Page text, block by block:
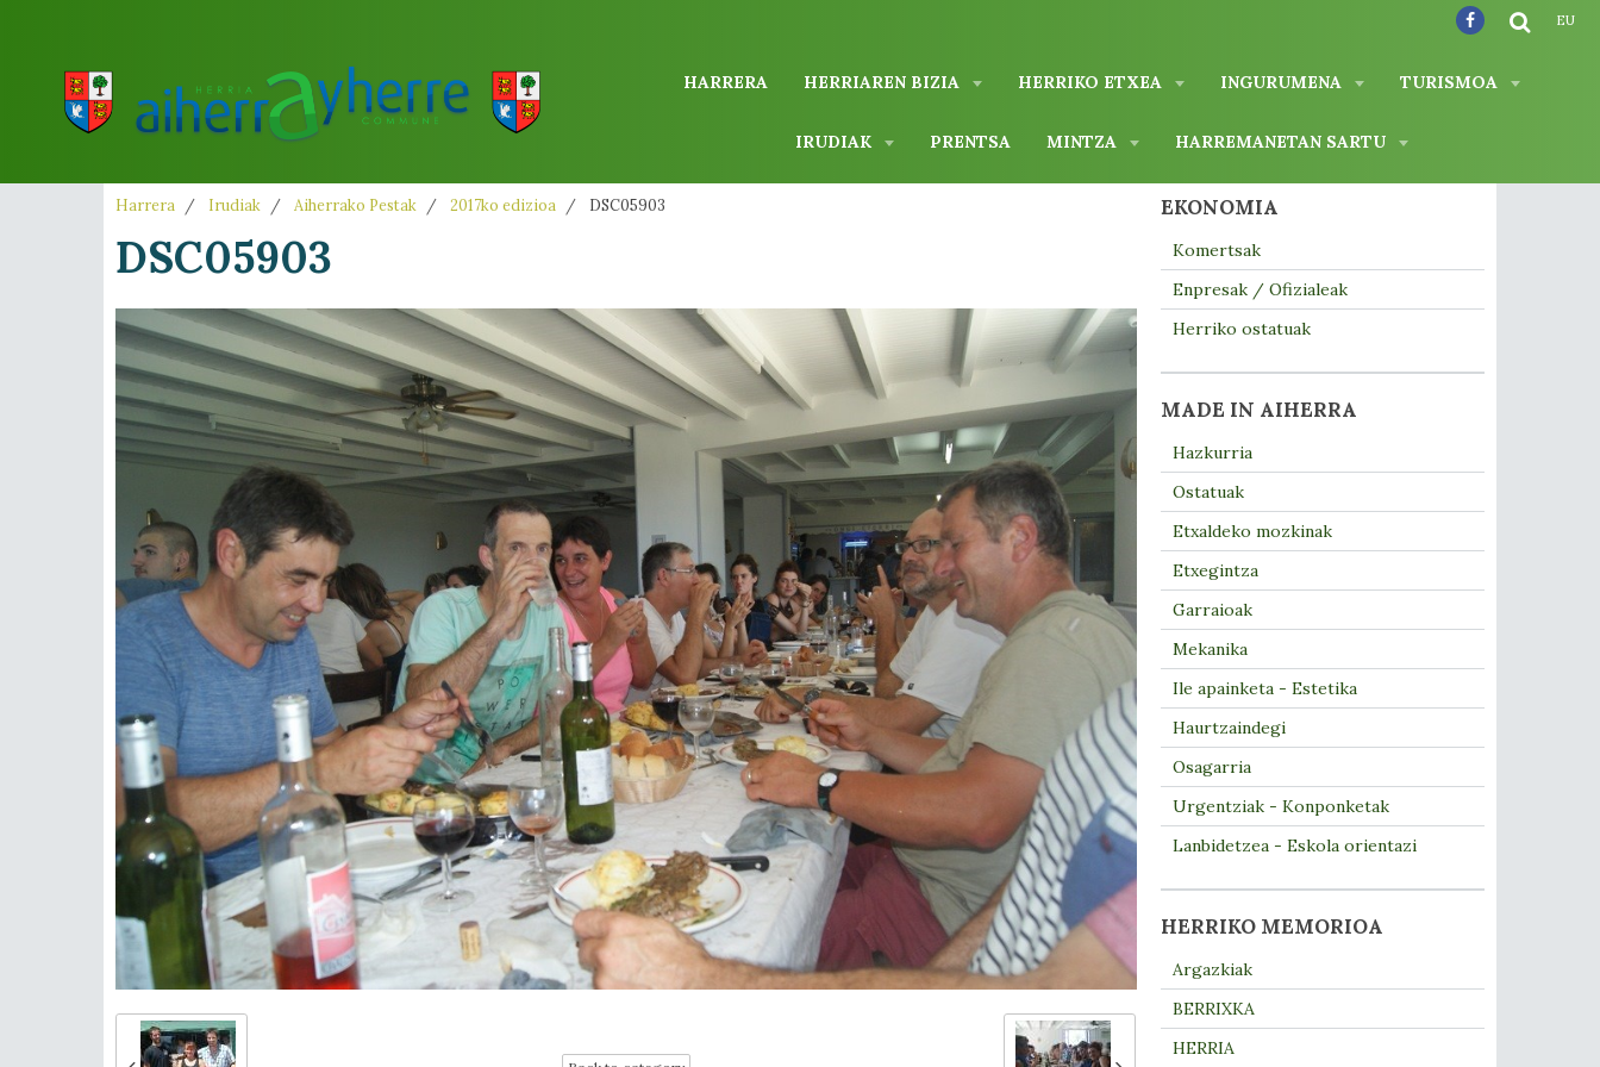
HARRERA HERRIAREN BIZIA HERRIKO ETXEA INGURUMENA TURISMOA
IRUDIAK PRENTSA MINTZA HARREMANETAN SARTU
EU
Harrera Irudiak Aiherrako Pestak 2017ko edizioa DSC05903
DSC05903
EKONOMIA
Komertsak
Enpresak / Ofizialeak
Herriko ostatuak
MADE IN AIHERRA
Hazkurria
Ostatuak
Etxaldeko mozkinak
Etxegintza
Garraioak
Mekanika
Ile apainketa - Estetika
Haurtzaindegi
Osagarria
Urgentziak - Konponketak
Lanbidetzea - Eskola orientazi
HERRIKO MEMORIOA
Argazkiak
BERRIXKA
HERRIA